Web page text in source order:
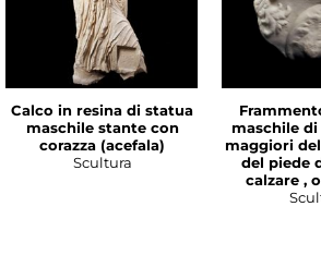
Calco in resina di statua
maschile stante con
corazza (acefala)
Scultura
maschile
maggiori
del piede
calzare ,